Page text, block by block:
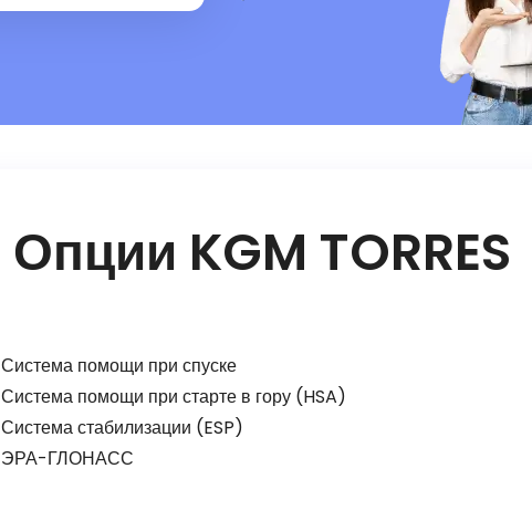
Опции KGM TORRES
Система помощи при спуске
Система помощи при старте в гору (HSA)
Система стабилизации (ESP)
ЭРА-ГЛОНАСС